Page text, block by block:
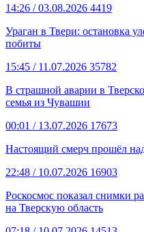
14:26 / 03.08.2026 4419
Ураган в Твери: остановка
побиты
15:45 / 11.07.2026 35782
В страшной аварии в
семья из Чувашии
00:01 / 13.07.2026 17673
Настоящий смерч прошёл
22:48 / 10.07.2026 16903
Роскосмос показал снимки
на Тверскую область